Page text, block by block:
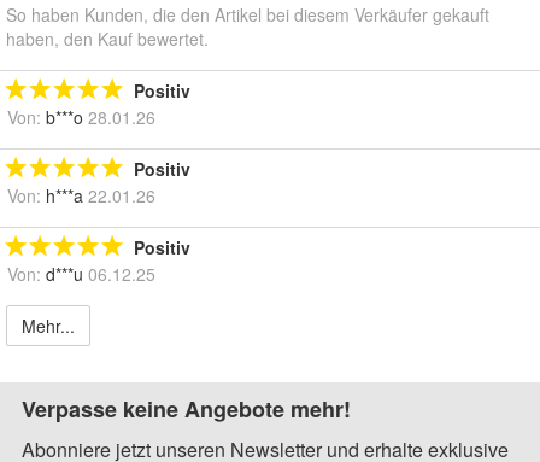
So haben Kunden, die den Artikel bei diesem Verkäufer gekauft
haben, den Kauf bewertet.
Positiv
Von: b***o 28.01.26
Positiv
Von: h***a 22.01.26
Positiv
Von: d***u 06.12.25
Mehr...
Verpasse keine Angebote mehr!
Abonniere jetzt unseren Newsletter und erhalte exklusive